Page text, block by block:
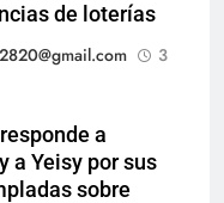
de loterías
3
a
a Yeisy por sus
sobre